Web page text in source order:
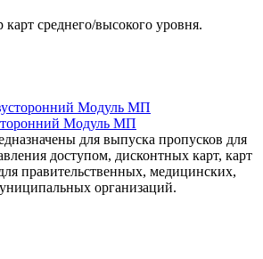
среднего/высокого уровня.
Модуль МП
для выпуска пропусков для
доступом, дисконтных карт, карт
правительственных, медицинских,
организаций.